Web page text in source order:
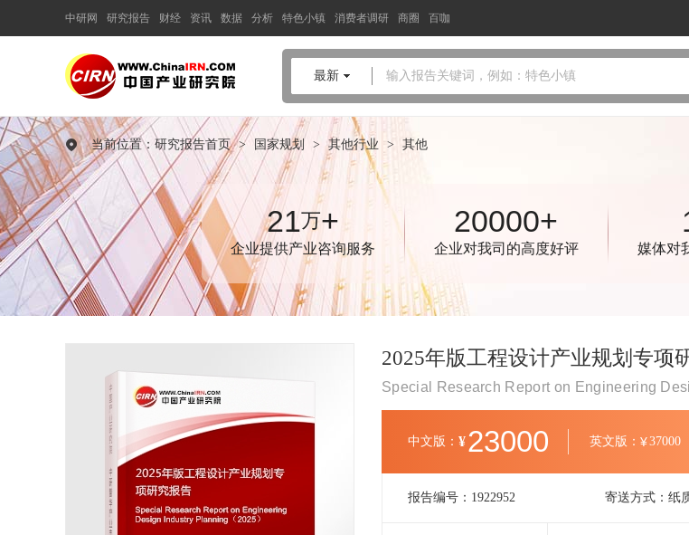
中研网 研究报告 财经 资讯 数据 分析 特色小镇 消费者调研 商圈 百咖
输入报告关键词，例如：特色小镇
最新
当前位置： 研究报告首页 > 国家规划 > 其他行业 > 其他
21万+
企业提供产业咨询服务
20000+
企业对我司的高度好评 媒体对
2025年版工程设计产业规划专项
Special Research Report on Engineering
中文版： ¥23000 英文版： ¥37000
报告编号： 1922952 寄送方式： 纸
中国产业咨询领导者
工程设计产业规划专
项研究报告
品质保障，一年免费更新维护
报告编号：1922952
出版日期：2025年11月
《2025年版工程设计产业规划专项研究报告》由中研普华工程设
计行业分析专家领衔撰写，主要分析了工程设计行业的市场规
模、发展现状与投资前景，同时对工程设计行业的未来发展做出
27年研究经验，深度洞察行业驱动力
多元化、高学历的实战型精英团队
微信扫一扫，立即订购报告